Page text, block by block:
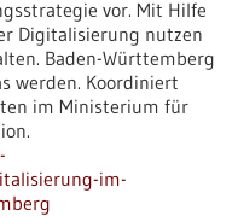
vor. Mit Hilfe
Digitalisierung nutzen
Baden-Württemberg
werden. Koordiniert
im Ministerium für
im-